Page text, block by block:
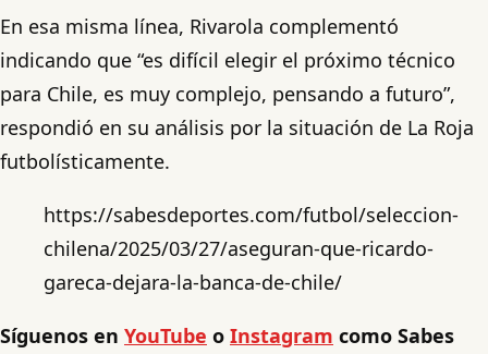
En esa misma línea, Rivarola complementó
indicando que “es difícil elegir el próximo técnico
para Chile, es muy complejo, pensando a futuro”,
respondió en su análisis por la situación de La Roja
futbolísticamente.
https://sabesdeportes.com/futbol/seleccion-
chilena/2025/03/27/aseguran-que-ricardo-
gareca-dejara-la-banca-de-chile/
Síguenos en YouTube o Instagram como Sabes